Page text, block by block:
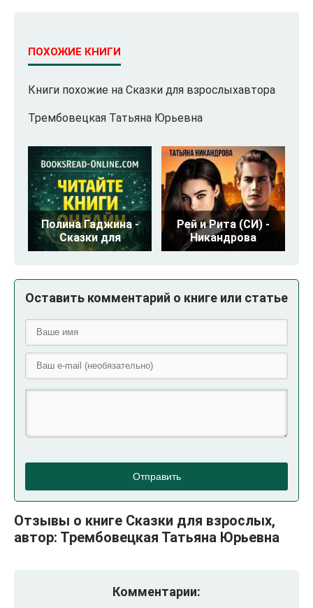
ПОХОЖИЕ КНИГИ
Книги похожие на Сказки для взрослыхавтора
Трембовецкая Татьяна Юрьевна
Полина Гаджина -
Сказки для
Рей и Рита (СИ) -
Никандрова
Оставить комментарий о книге или статье
Отправить
Отзывы о книге Сказки для взрослых,
автор: Трембовецкая Татьяна Юрьевна
Комментарии: